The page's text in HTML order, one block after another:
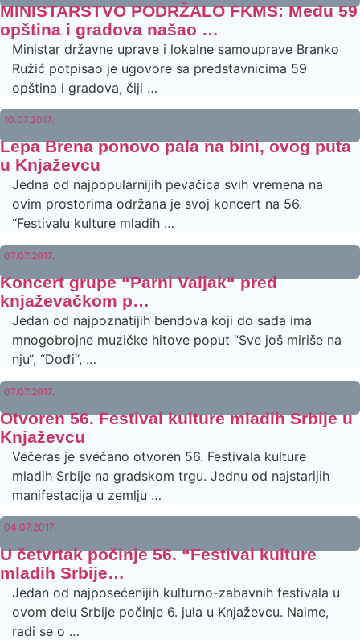
MINISTARSTVO PODRŽALO FKMS: Među 59
opština i gradova našao …
Ministar državne uprave i lokalne samouprave Branko
Ružić potpisao je ugovore sa predstavnicima 59
opština i gradova, čiji …
10.07.2017.
Lepa Brena ponovo pala na bini, ovog puta
u Knjaževcu
Jedna od najpopularnijih pevačica svih vremena na
ovim prostorima održana je svoj koncert na 56.
“Festivalu kulture mladih …
07.07.2017.
Koncert grupe “Parni Valjak“ pred
knjaževačkom p…
Jedan od najpoznatijih bendova koji do sada ima
mnogobrojne muzičke hitove poput “Sve još miriše na
nju“, “Dođi“, …
07.07.2017.
Otvoren 56. Festival kulture mladih Srbije u
Knjaževcu
Večeras je svečano otvoren 56. Festivala kulture
mladih Srbije na gradskom trgu. Jednu od najstarijih
manifestacija u zemlju …
04.07.2017.
U četvrtak počinje 56. “Festival kulture
mladih Srbije…
Jedan od najposećenijih kulturno-zabavnih festivala u
ovom delu Srbije počinje 6. jula u Knjaževcu. Naime,
radi se o …